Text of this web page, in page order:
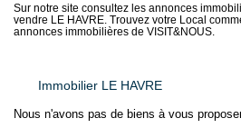
NOS
Sur notre site consultez les annonces
vendre LE HAVRE. Trouvez votre Local
annonces immobilières de VISIT&NOUS.
Immobilier LE HAVRE
Nous n'avons pas de biens à vous